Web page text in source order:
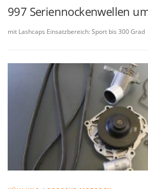
997 Seriennockenwellen
mit Lashcaps Einsatzbereich: Sport bis 300 Grad